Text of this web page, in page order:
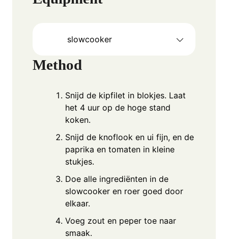
slowcooker
Method
Snijd de kipfilet in blokjes. Laat
het 4 uur op de hoge stand
koken.
Snijd de knoflook en ui fijn, en de
paprika en tomaten in kleine
stukjes.
Doe alle ingrediënten in de
slowcooker en roer goed door
elkaar.
Voeg zout en peper toe naar
smaak.